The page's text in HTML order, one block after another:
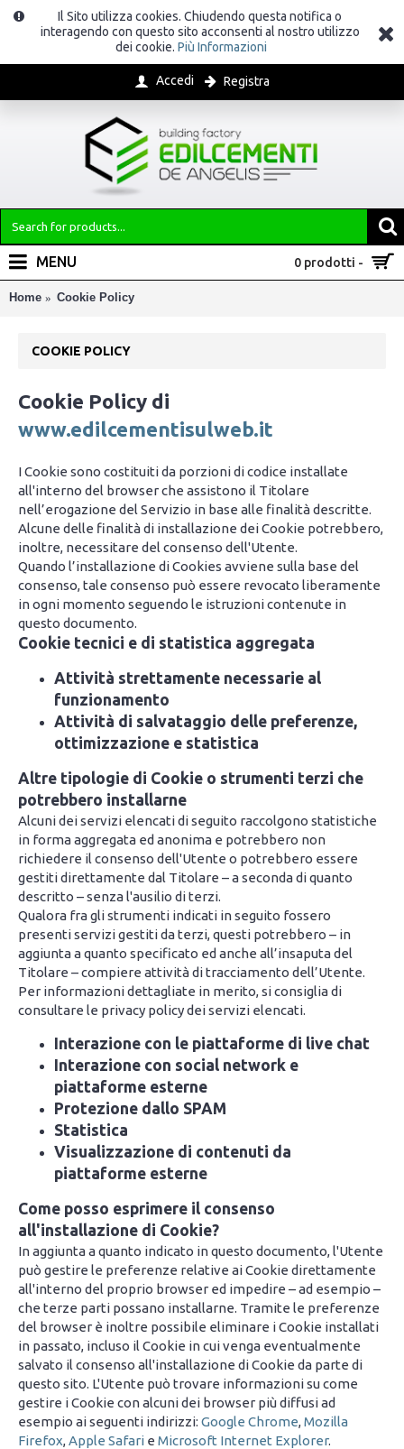
Il Sito utilizza cookies. Chiudendo questa notifica o
interagendo con questo sito acconsenti al nostro utilizzo
dei cookie. Più Informazioni
Accedi Registra
0 prodotti -
MENU
Home Cookie Policy
COOKIE POLICY
Cookie Policy di
www.edilcementisulweb.it
I Cookie sono costituiti da porzioni di codice installate
all'interno del browser che assistono il Titolare
nell’erogazione del Servizio in base alle finalità descritte.
Alcune delle finalità di installazione dei Cookie potrebbero,
inoltre, necessitare del consenso dell'Utente.
Quando l’installazione di Cookies avviene sulla base del
consenso, tale consenso può essere revocato liberamente
in ogni momento seguendo le istruzioni contenute in
questo documento.
Cookie tecnici e di statistica aggregata
Attività strettamente necessarie al
funzionamento
Attività di salvataggio delle preferenze,
ottimizzazione e statistica
Altre tipologie di Cookie o strumenti terzi che
potrebbero installarne
Alcuni dei servizi elencati di seguito raccolgono statistiche
in forma aggregata ed anonima e potrebbero non
richiedere il consenso dell'Utente o potrebbero essere
gestiti direttamente dal Titolare – a seconda di quanto
descritto – senza l'ausilio di terzi.
Qualora fra gli strumenti indicati in seguito fossero
presenti servizi gestiti da terzi, questi potrebbero – in
aggiunta a quanto specificato ed anche all’insaputa del
Titolare – compiere attività di tracciamento dell’Utente.
Per informazioni dettagliate in merito, si consiglia di
consultare le privacy policy dei servizi elencati.
Interazione con le piattaforme di live chat
Interazione con social network e
piattaforme esterne
Protezione dallo SPAM
Statistica
Visualizzazione di contenuti da
piattaforme esterne
Come posso esprimere il consenso
all'installazione di Cookie?
In aggiunta a quanto indicato in questo documento, l'Utente
può gestire le preferenze relative ai Cookie direttamente
all'interno del proprio browser ed impedire – ad esempio –
che terze parti possano installarne. Tramite le preferenze
del browser è inoltre possibile eliminare i Cookie installati
in passato, incluso il Cookie in cui venga eventualmente
salvato il consenso all'installazione di Cookie da parte di
questo sito. L'Utente può trovare informazioni su come
gestire i Cookie con alcuni dei browser più diffusi ad
esempio ai seguenti indirizzi: Google Chrome,Mozilla
Firefox,Apple Safari e Microsoft Internet Explorer.